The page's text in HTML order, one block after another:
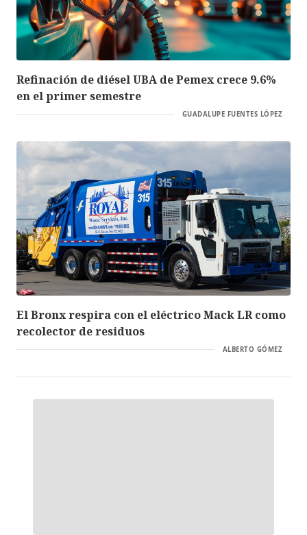
Refinación de diésel UBA de Pemex crece 9.6%
en el primer semestre
GUADALUPE FUENTES LÓPEZ
El Bronx respira con el eléctrico Mack LR como
recolector de residuos
ALBERTO GÓMEZ